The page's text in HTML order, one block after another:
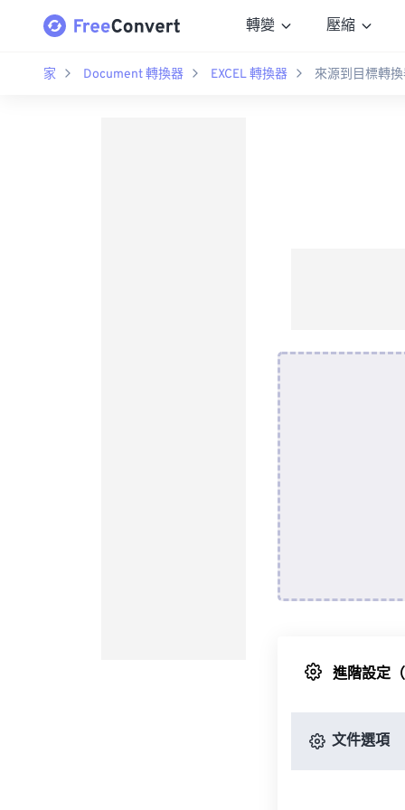
轉變 壓縮
家 Document 轉換器 EXCEL 轉換器 來源到目標轉
進階設定
文件選項